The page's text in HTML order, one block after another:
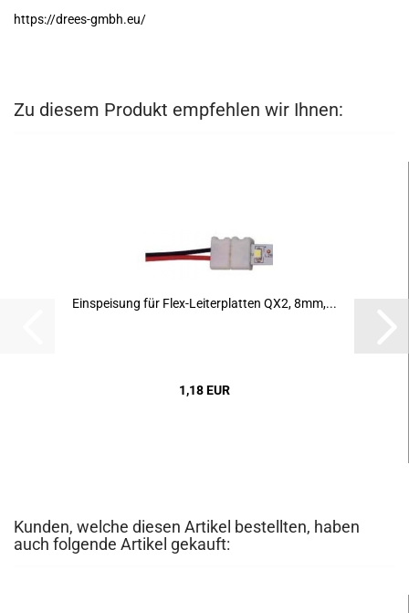
https://drees-gmbh.eu/
Zu diesem Produkt empfehlen wir Ihnen:
Ein­spei­sung für Flex-​Lei­ter­plat­ten QX2, 8mm,...
1,18 EUR
Kunden, welche diesen Artikel bestellten, haben
auch folgende Artikel gekauft: